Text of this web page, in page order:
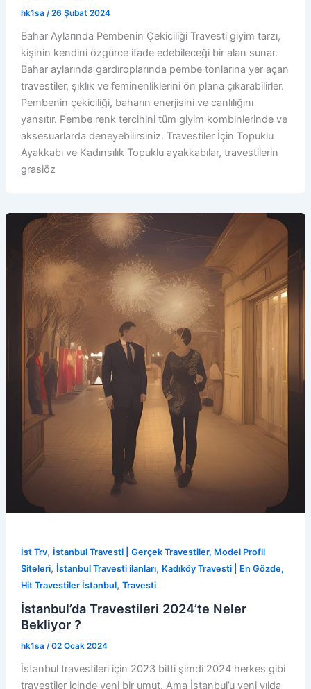
hk1sa /26 Şubat 2024
Bahar Aylarında Pembenin Çekiciliği Travesti giyim tarzı,
kişinin kendini özgürce ifade edebileceği bir alan sunar.
Bahar aylarında gardıroplarında pembe tonlarına yer açan
travestiler, şıklık ve feminenliklerini ön plana çıkarabilirler.
Pembenin çekiciliği, baharın enerjisini ve canlılığını
yansıtır. Pembe renk tercihini tüm giyim kombinlerinde ve
aksesuarlarda deneyebilirsiniz. Travestiler İçin Topuklu
Ayakkabı ve Kadınsılık Topuklu ayakkabılar, travestilerin
grasiöz
İst Trv, İstanbul Travesti | Gerçek Travestiler, Model Profil
Siteleri, İstanbul Travesti ilanları, Kadıköy Travesti | En Gözde,
Hit Travestiler İstanbul, Travesti
İstanbul’da Travestileri 2024’te Neler
Bekliyor ?
hk1sa /02 Ocak 2024
İstanbul travestileri için 2023 bitti şimdi 2024 herkes gibi
travestiler içinde yeni bir umut. Ama İstanbul’u yeni yılda